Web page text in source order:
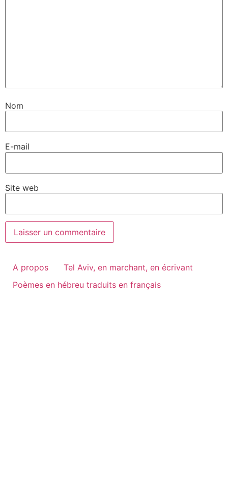
Nom
E-mail
Site web
A propos
Tel Aviv, en marchant, en écrivant
Poèmes en hébreu traduits en français